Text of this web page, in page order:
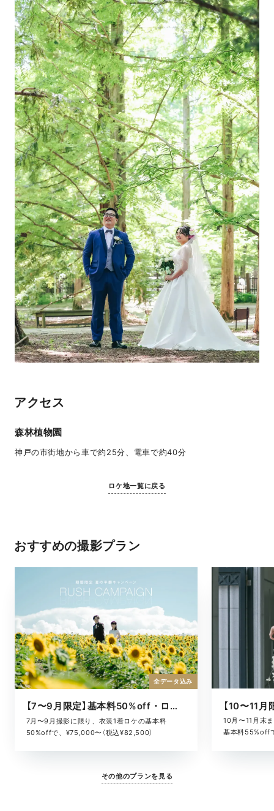
アクセス
森林植物園
神戸の市街地から車で約25分、電車で約40分
ロケ地一覧に戻る
おすすめの撮影プラン
【7〜9月限定】基本料50%off・ロケキャンペーン
7月〜9月撮影に限り、衣装1着ロケの基本料
50%offで、¥75,000〜（税込¥82,500）
全データ込み
10月〜11月末
基本料55%off
その他のプランを見る